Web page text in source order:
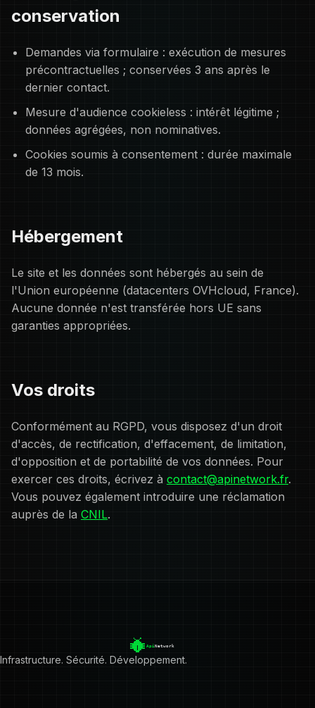
conservation
Demandes via formulaire : exécution de mesures
précontractuelles ; conservées 3 ans après le
dernier contact.
Mesure d'audience cookieless : intérêt légitime ;
données agrégées, non nominatives.
Cookies soumis à consentement : durée maximale
de 13 mois.
Hébergement
Le site et les données sont hébergés au sein de
l'Union européenne (datacenters OVHcloud, France).
Aucune donnée n'est transférée hors UE sans
garanties appropriées.
Vos droits
Conformément au RGPD, vous disposez d'un droit
d'accès, de rectification, d'effacement, de limitation,
d'opposition et de portabilité de vos données. Pour
exercer ces droits, écrivez à contact@apinetwork.fr.
Vous pouvez également introduire une réclamation
auprès de la CNIL.
Infrastructure. Sécurité. Développement.